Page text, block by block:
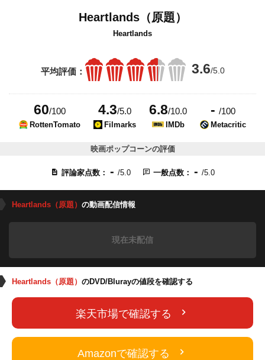
Heartlands（原題）
Heartlands
平均評価： 3.6/5.0
60/100
RottenTomato
4.3/5.0
Filmarks
6.8/10.0
IMDb
- /100
Metacritic
映画ポップコーンの評価
評論家点数： - /5.0 一般点数： - /5.0
Heartlands（原題） の動画配信情報
現在未配信
Heartlands（原題） のDVD/Blurayの値段を確認する
楽天市場で確認する
Amazonで確認する